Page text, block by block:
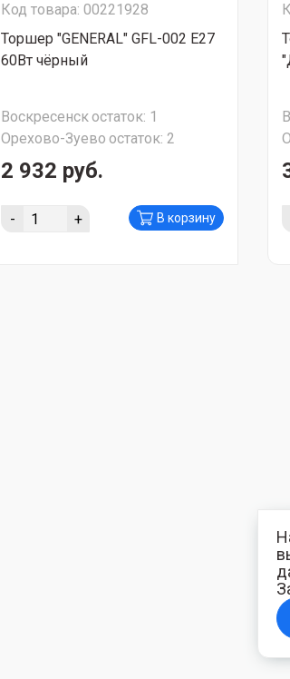
Код товара: 00221928
Торшер "GENERAL" GFL-002 Е27
60Вт чёрный
Воскресенскостаток: 1
Орехово-Зуево остаток: 2
2 932 руб.
- + В корзину